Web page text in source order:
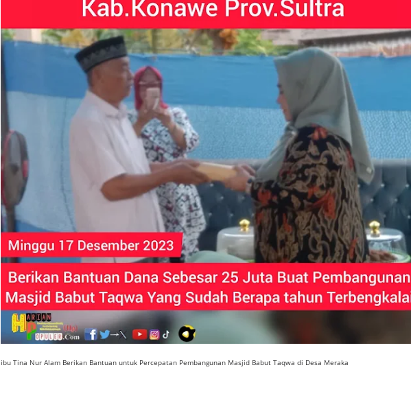
ibu Tina Nur Alam Berikan Bantuan untuk Percepatan Pembangunan Masjid Babut Taqwa di Desa Meraka